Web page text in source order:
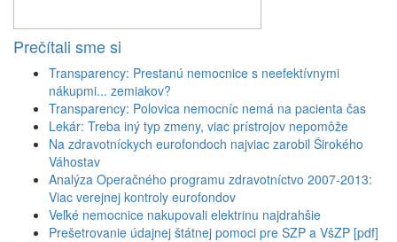
Prečítali sme si
Transparency: Prestanú nemocnice s neefektívnymi
nákupmi... zemiakov?
Transparency: Polovica nemocníc nemá na pacienta čas
Lekár: Treba iný typ zmeny, viac prístrojov nepomôže
Na zdravotníckych eurofondoch najviac zarobil Širokého
Váhostav
Analýza Operačného programu zdravotníctvo 2007-2013:
Viac verejnej kontroly eurofondov
Veľké nemocnice nakupovali elektrinu najdrahšie
Prešetrovanie údajnej štátnej pomoci pre SZP a VšZP [pdf]